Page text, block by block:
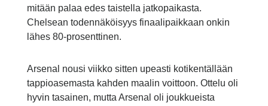
mitään palaa edes taistella jatkopaikasta.
Chelsean todennäköisyys finaalipaikkaan onkin
lähes 80-prosenttinen.
Arsenal nousi viikko sitten upeasti kotikentällään
tappioasemasta kahden maalin voittoon. Ottelu oli
hyvin tasainen, mutta Arsenal oli joukkueista